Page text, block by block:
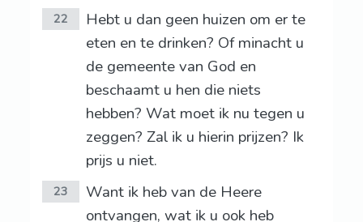
22
Hebt u dan geen huizen om er te
eten en te drinken? Of minacht u
de gemeente van God en
beschaamt u hen die niets
hebben? Wat moet ik nu tegen u
zeggen? Zal ik u hierin prijzen? Ik
prijs u niet.
23
Want ik heb van de Heere
ontvangen, wat ik u ook heb